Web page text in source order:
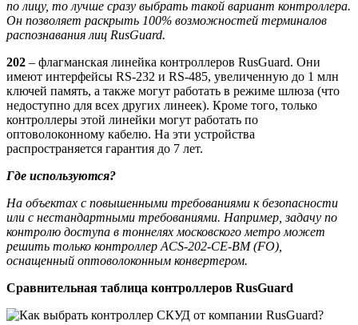
по лицу, то лучше сразу выбрать такой вариант контроллера.
Он позволяет раскрыть 100% возможностей терминалов
распознавания лиц RusGuard.
202 – флагманская линейка контроллеров RusGuard. Они
имеют интерфейсы RS-232 и RS-485, увеличенную до 1 млн
ключей память, а также могут работать в режиме шлюза (что
недоступно для всех других линеек). Кроме того, только
контроллеры этой линейки могут работать по
оптоволоконному кабелю. На эти устройства
распространяется гарантия до 7 лет.
Где используются?
На объектах с повышенными требованиями к безопасности
или с нестандартными требованиями. Например, задачу по
контролю доступа в тоннелях московского метро может
решить только контроллер ACS-202-CE-BM (FO),
оснащенный оптоволоконным конвертером.
Сравнительная таблица контроллеров RusGuard